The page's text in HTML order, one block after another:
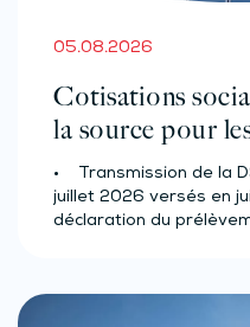
05.08.2026
Cotisations
la source pour
(effectif d’au
• Transmission de la
juillet 2026 versés en
déclaration du